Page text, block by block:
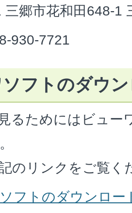
三郷市花和田648-1
930-7721
ソフトのダウ
るためにはビュー
のリンクをご覧く
フトのダウンロー